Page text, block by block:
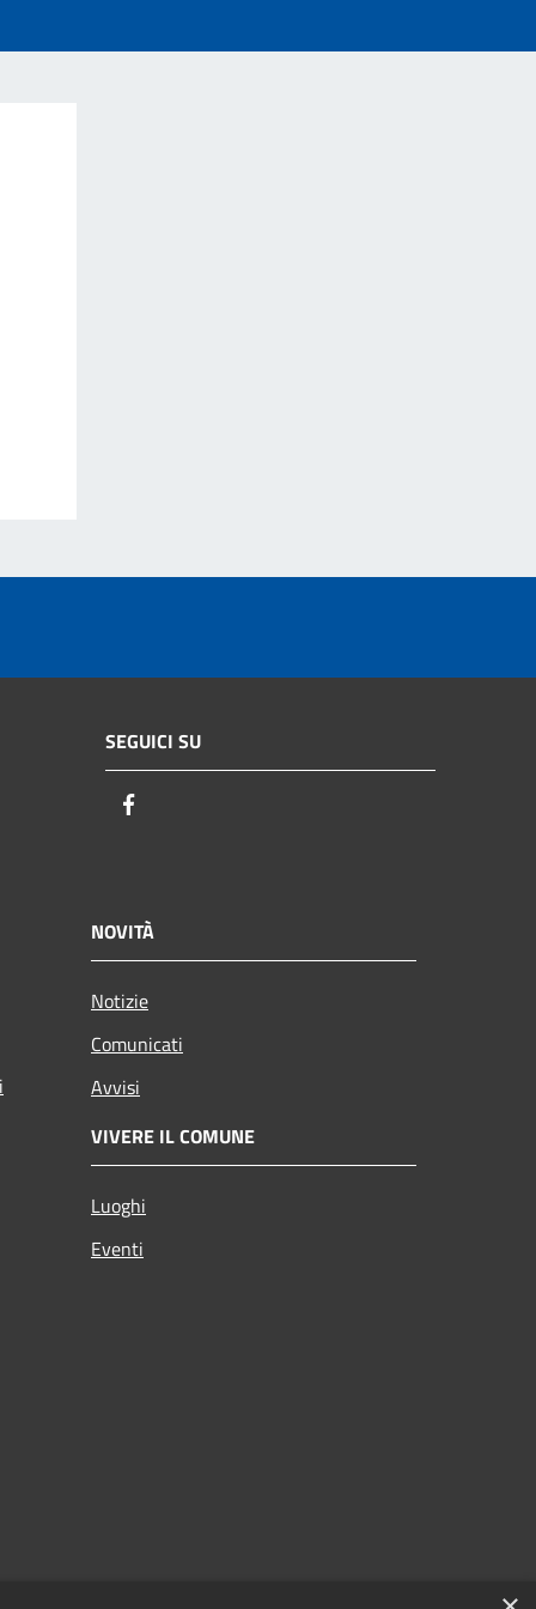
SEGUICI SU
NOVITÀ
Notizie
Comunicati
Avvisi
VIVERE IL COMUNE
Luoghi
Eventi